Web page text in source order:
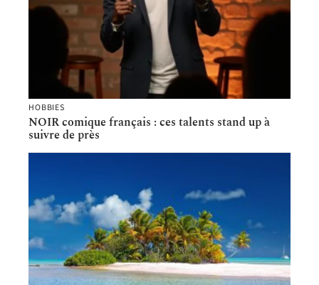
HOBBIES
NOIR comique français : ces talents stand up à
suivre de près